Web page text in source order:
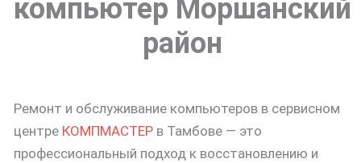
компьютер Моршанский
район
Ремонт и обслуживание компьютеров в сервисном
центре КОМПМАСТЕР в Тамбове — это
профессиональный подход к восстановлению и